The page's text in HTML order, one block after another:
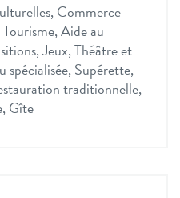
Commerce
Aide au
Jeux, Théâtre et
spécialisée, Supérette,
traditionnelle,
Gîte